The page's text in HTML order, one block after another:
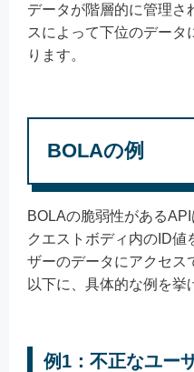
データが階層的に管理さ
スによって下位のデータ
ります。
BOLAの例
BOLAの脆弱性がある
クエストボディ内のID値
ザーのデータにアクセス
以下に、具体的な例を挙
例1：不正なユー